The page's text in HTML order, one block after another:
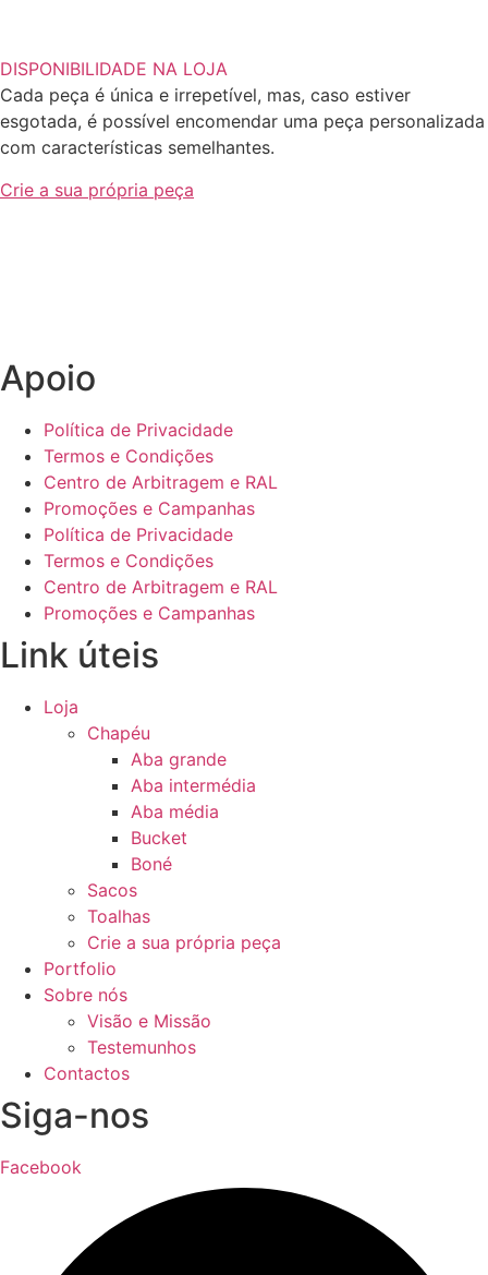
DISPONIBILIDADE NA LOJA
Cada peça é única e irrepetível, mas, caso estiver
esgotada, é possível encomendar uma peça personalizada
com características semelhantes.
Crie a sua própria peça
Apoio
Política de Privacidade
Termos e Condições
Centro de Arbitragem e RAL
Promoções e Campanhas
Política de Privacidade
Termos e Condições
Centro de Arbitragem e RAL
Promoções e Campanhas
Link úteis
Loja
Chapéu
Aba grande
Aba intermédia
Aba média
Bucket
Boné
Sacos
Toalhas
Crie a sua própria peça
Portfolio
Sobre nós
Visão e Missão
Testemunhos
Contactos
Siga-nos
Facebook